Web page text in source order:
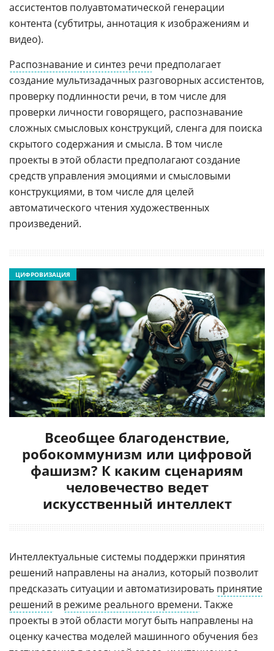
ассистентов полуавтоматической генерации
контента (субтитры, аннотация к изображениям и
видео).
Распознавание и синтез речи предполагает
создание мультизадачных разговорных ассистентов,
проверку подлинности речи, в том числе для
проверки личности говорящего, распознавание
сложных смысловых конструкций, сленга для поиска
скрытого содержания и смысла. В том числе
проекты в этой области предполагают создание
средств управления эмоциями и смысловыми
конструкциями, в том числе для целей
автоматического чтения художественных
произведений.
Всеобщее благоденствие,
робокоммунизм или цифровой
фашизм? К каким сценариям
человечество ведет
искусственный интеллект
ЦИФРОВИЗАЦИЯ
Интеллектуальные системы поддержки принятия
решений направлены на анализ, который позволит
предсказать ситуации и автоматизировать принятие
решений в режиме реального времени. Также
проекты в этой области могут быть направлены на
оценку качества моделей машинного обучения без